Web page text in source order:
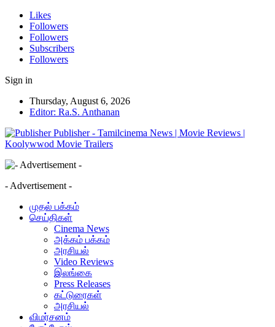
Likes
Followers
Followers
Subscribers
Followers
Sign in
Thursday, August 6, 2026
Editor: Ra.S. Anthanan
Publisher - Tamilcinema News | Movie Reviews |
Koolywwod Movie Trailers
- Advertisement -
முதல் பக்கம்
செய்திகள்
Cinema News
அக்கம் பக்கம்
அரசியல்
Video Reviews
இலங்கை
Press Releases
கட்டுரைகள்
அரசியல்
விமர்சனம்